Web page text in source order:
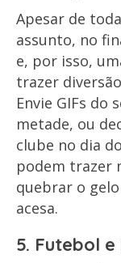
Apesar de
assunto, no
e, por isso,
trazer
Envie GIFs do
metade, ou
clube no dia
podem trazer
quebrar o
acesa.
5. Futebol